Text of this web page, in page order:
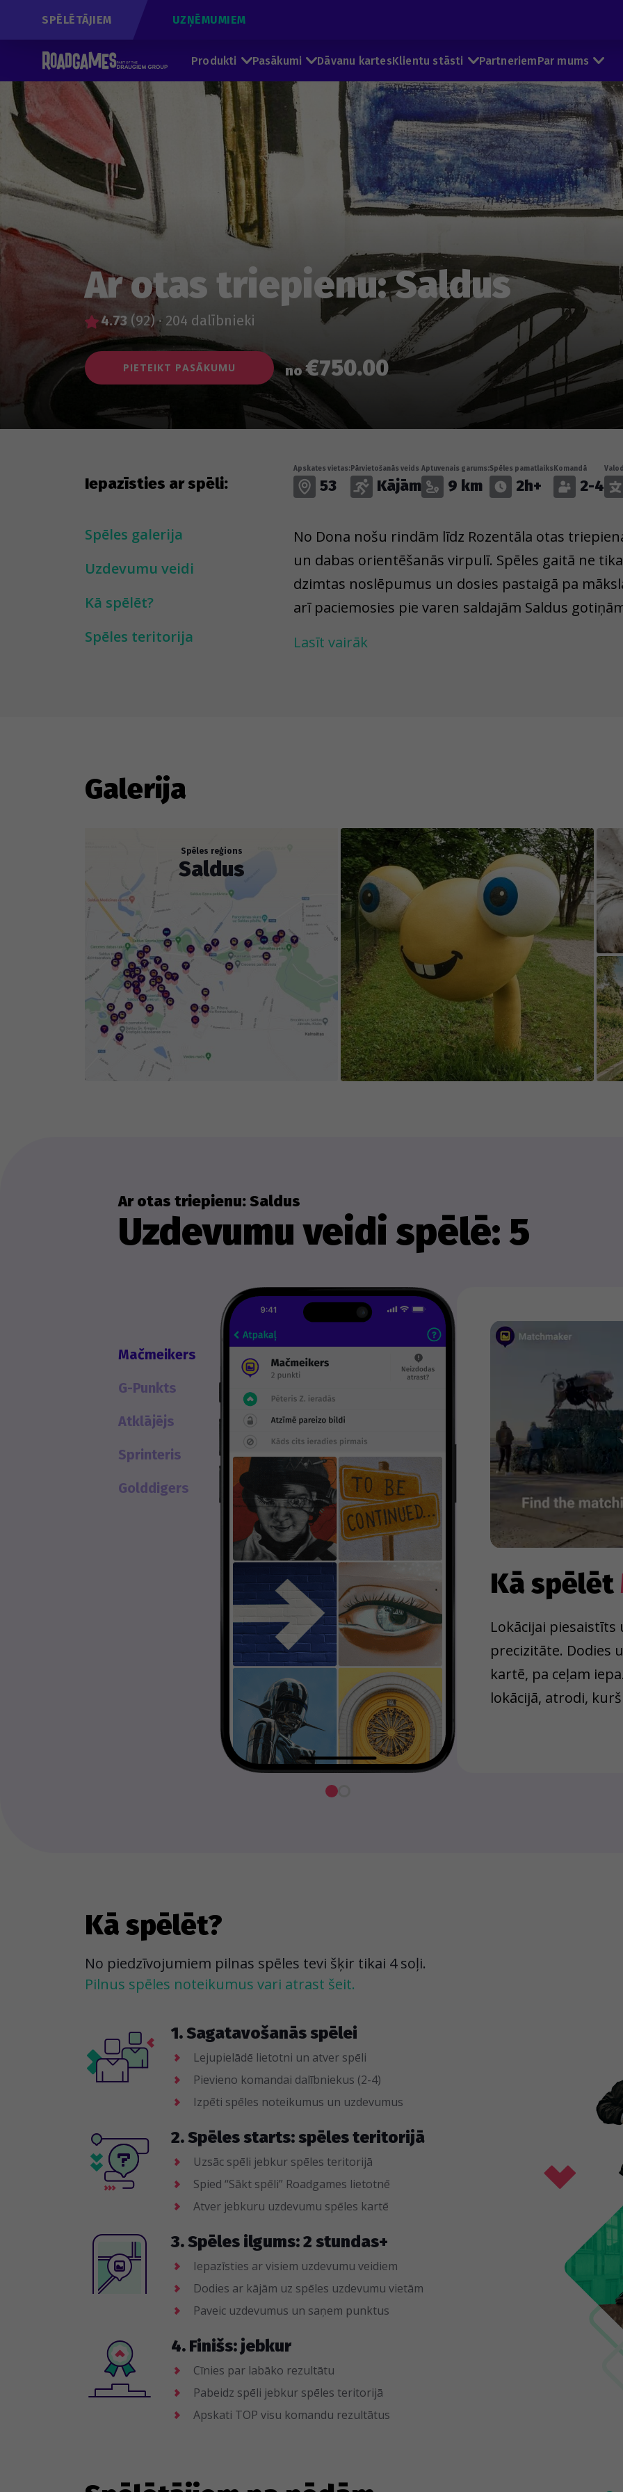
SPĒLĒTĀJIEM UZŅĒMUMIEM
Produkti Pasākumi Dāvanu kartesKlientu stāsti PartneriemPar mums
Ar otas triepienu: Saldus
4.73 (92)· 204 dalībnieki
PIETEIKT PASĀKUMU no€750.00
Iepazīsties ar spēli:
Spēles galerija
Uzdevumu veidi
Kā spēlēt?
Spēles teritorija
Apskates vietas:
53
Pārvietošanās veids
Kājām
Aptuvenais garums:
9 km
Spēles pamatlaiks
2h+
Komandā
2-4
No Dona nošu rindām līdz Rozentāla otas
un dabas orientēšanās virpulī. Spēles gaitā ne
dzimtas noslēpumus un dosies pastaigā pa
arī paciemosies pie varen saldajām Saldus
sniegs, migla) ne visiem spēles objektiem var
Spēles saturs tiek labots un atjaunots sadarbībā
katram, kurš pievieno jaunu spēles saturu vai
Lasīt vairāk
Galerija
Spēles reģions
Saldus
Ar otas triepienu: Saldus
Uzdevumu veidi spēlē: 5
Mačmeikers
G-Punkts
Atklājējs
Sprinteris
Golddigers
Kā spēlēt
Lokācijai piesaistīts
precizitāte. Dodies
kartē, pa ceļam
lokācijā, atrodi,
Kā spēlēt?
No piedzīvojumiem pilnas spēles tevi šķir tikai 4 soļi.
Pilnus spēles noteikumus vari atrast šeit.
1. Sagatavošanās spēlei
Lejupielādē lietotni un atver spēli
Pievieno komandai dalībniekus (2-4)
Izpēti spēles noteikumus un uzdevumus
2. Spēles starts: spēles teritorijā
Uzsāc spēli jebkur spēles teritorijā
Spied “Sākt spēli” Roadgames lietotnē
Atver jebkuru uzdevumu spēles kartē
3. Spēles ilgums: 2 stundas+
Iepazīsties ar visiem uzdevumu veidiem
Dodies ar kājām uz spēles uzdevumu vietām
Paveic uzdevumus un saņem punktus
4. Finišs: jebkur
Cīnies par labāko rezultātu
Pabeidz spēli jebkur spēles teritorijā
Apskati TOP visu komandu rezultātus